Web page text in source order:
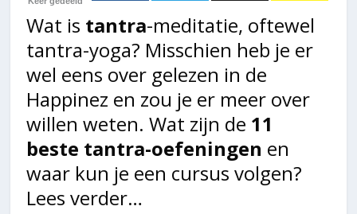
Wat is tantra-meditatie, oftewel
tantra-yoga? Misschien heb je er
wel eens over gelezen in de
Happinez en zou je er meer over
willen weten. Wat zijn de 11
beste tantra-oefeningen en
waar kun je een cursus volgen?
Lees verder…